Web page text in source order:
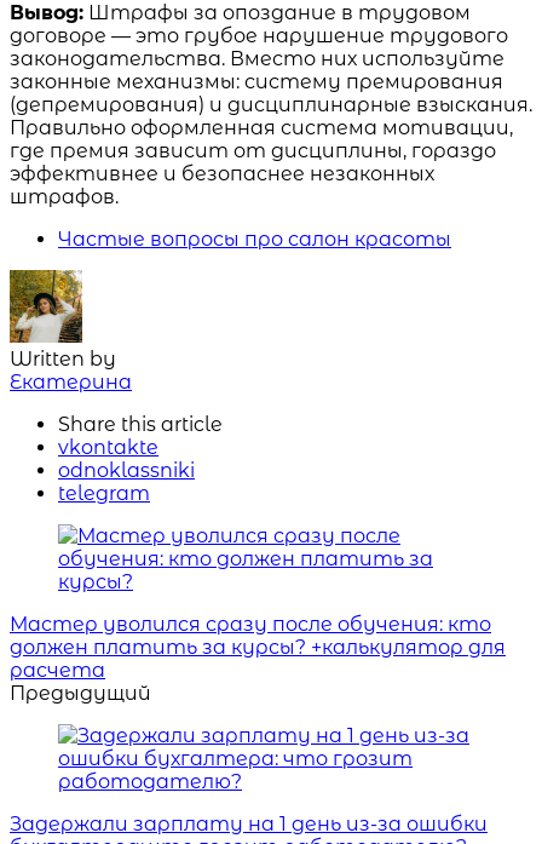
Вывод: Штрафы за опоздание в трудовом
договоре — это грубое нарушение трудового
законодательства. Вместо них используйте
законные механизмы: систему премирования
(депремирования) и дисциплинарные взыскания.
Правильно оформленная система мотивации,
где премия зависит от дисциплины, гораздо
эффективнее и безопаснее незаконных
штрафов.
Частые вопросы про салон красоты
Written by
Екатерина
Share this article
vkontakte
odnoklassniki
telegram
Навигация
Мастер уволился сразу после обучения: кто
должен платить за курсы? +калькулятор для
расчета
Предыдущий
Задержали зарплату на 1 день из-за ошибки